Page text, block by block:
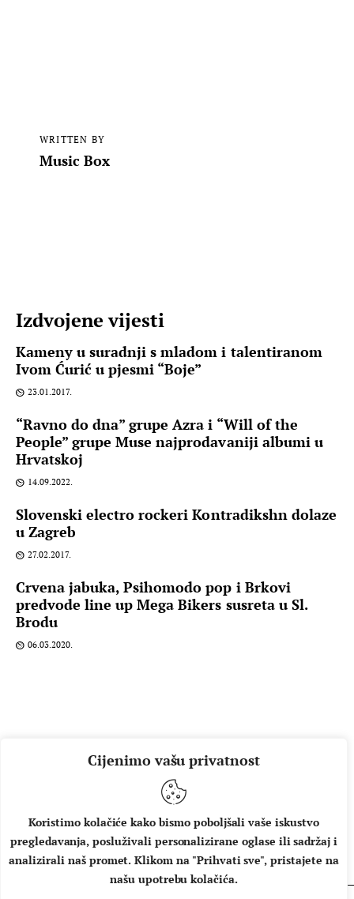
Cijenimo vašu privatnost
Koristimo kolačiće kako bismo poboljšali vaše iskustvo
pregledavanja, posluživali personalizirane oglase ili sadržaj i
analizirali naš promet. Klikom na "Prihvati sve", pristajete na
našu upotrebu kolačića.
WRITTEN BY
Music Box
Izdvojene vijesti
Kameny u suradnji s mladom i talentiranom
Ivom Ćurić u pjesmi “Boje”
23.01.2017.
“Ravno do dna” grupe Azra i “Will of the
People” grupe Muse najprodavaniji albumi u
Hrvatskoj
14.09.2022.
Slovenski electro rockeri Kontradikshn dolaze
u Zagreb
27.02.2017.
Crvena jabuka, Psihomodo pop i Brkovi
predvode line up Mega Bikers susreta u Sl.
Brodu
06.03.2020.
O NAMA IMPRESSUM UVJETI KORIŠTENJA